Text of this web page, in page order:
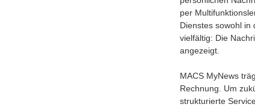
per
Dienstes sowohl
vielfältig: Die
angezeigt.
MACS MyNews
Rechnung. Um
strukturierte